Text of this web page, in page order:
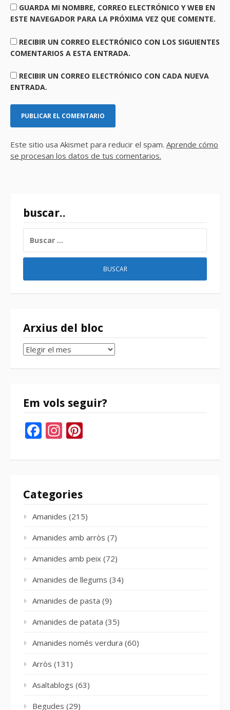
GUARDA MI NOMBRE, CORREO ELECTRÓNICO Y WEB EN
ESTE NAVEGADOR PARA LA PRÓXIMA VEZ QUE COMENTE.
RECIBIR UN CORREO ELECTRÓNICO CON LOS SIGUIENTES
COMENTARIOS A ESTA ENTRADA.
RECIBIR UN CORREO ELECTRÓNICO CON CADA NUEVA
ENTRADA.
Este sitio usa Akismet para reducir el spam. Aprende cómo
se procesan los datos de tus comentarios.
buscar..
Arxius del bloc
Arxius
bloc
Em vols seguir?
Facebook
Instagram
Categories
Amanides (215)
Amanides amb arròs (7)
Amanides amb peix (72)
Amanides de llegums (34)
Amanides de pasta (9)
Amanides de patata (35)
Amanides només verdura (60)
Arròs (131)
Asaltablogs (63)
Begudes (29)